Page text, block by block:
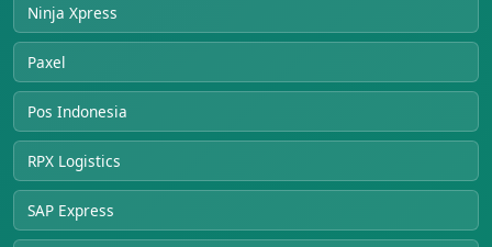
Ninja Xpress
Paxel
Pos Indonesia
RPX Logistics
SAP Express